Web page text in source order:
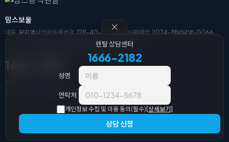
맘스보울
대표모지영사업자등록번호128-40-02388 통신판매업2024-전남담양-0066
주소
(57321) 전남 담양군 대전면 평장리 54-3 평장리
1666-2182
토요일/일요일/공휴일 휴무
© 2026 맘스공식렌탈. All Rights Reserved.
렌탈 상담센터
1666-2182
성명
연락처
개인정보 수집 및 이용 동의(필수) [상세보기]
상담 신청